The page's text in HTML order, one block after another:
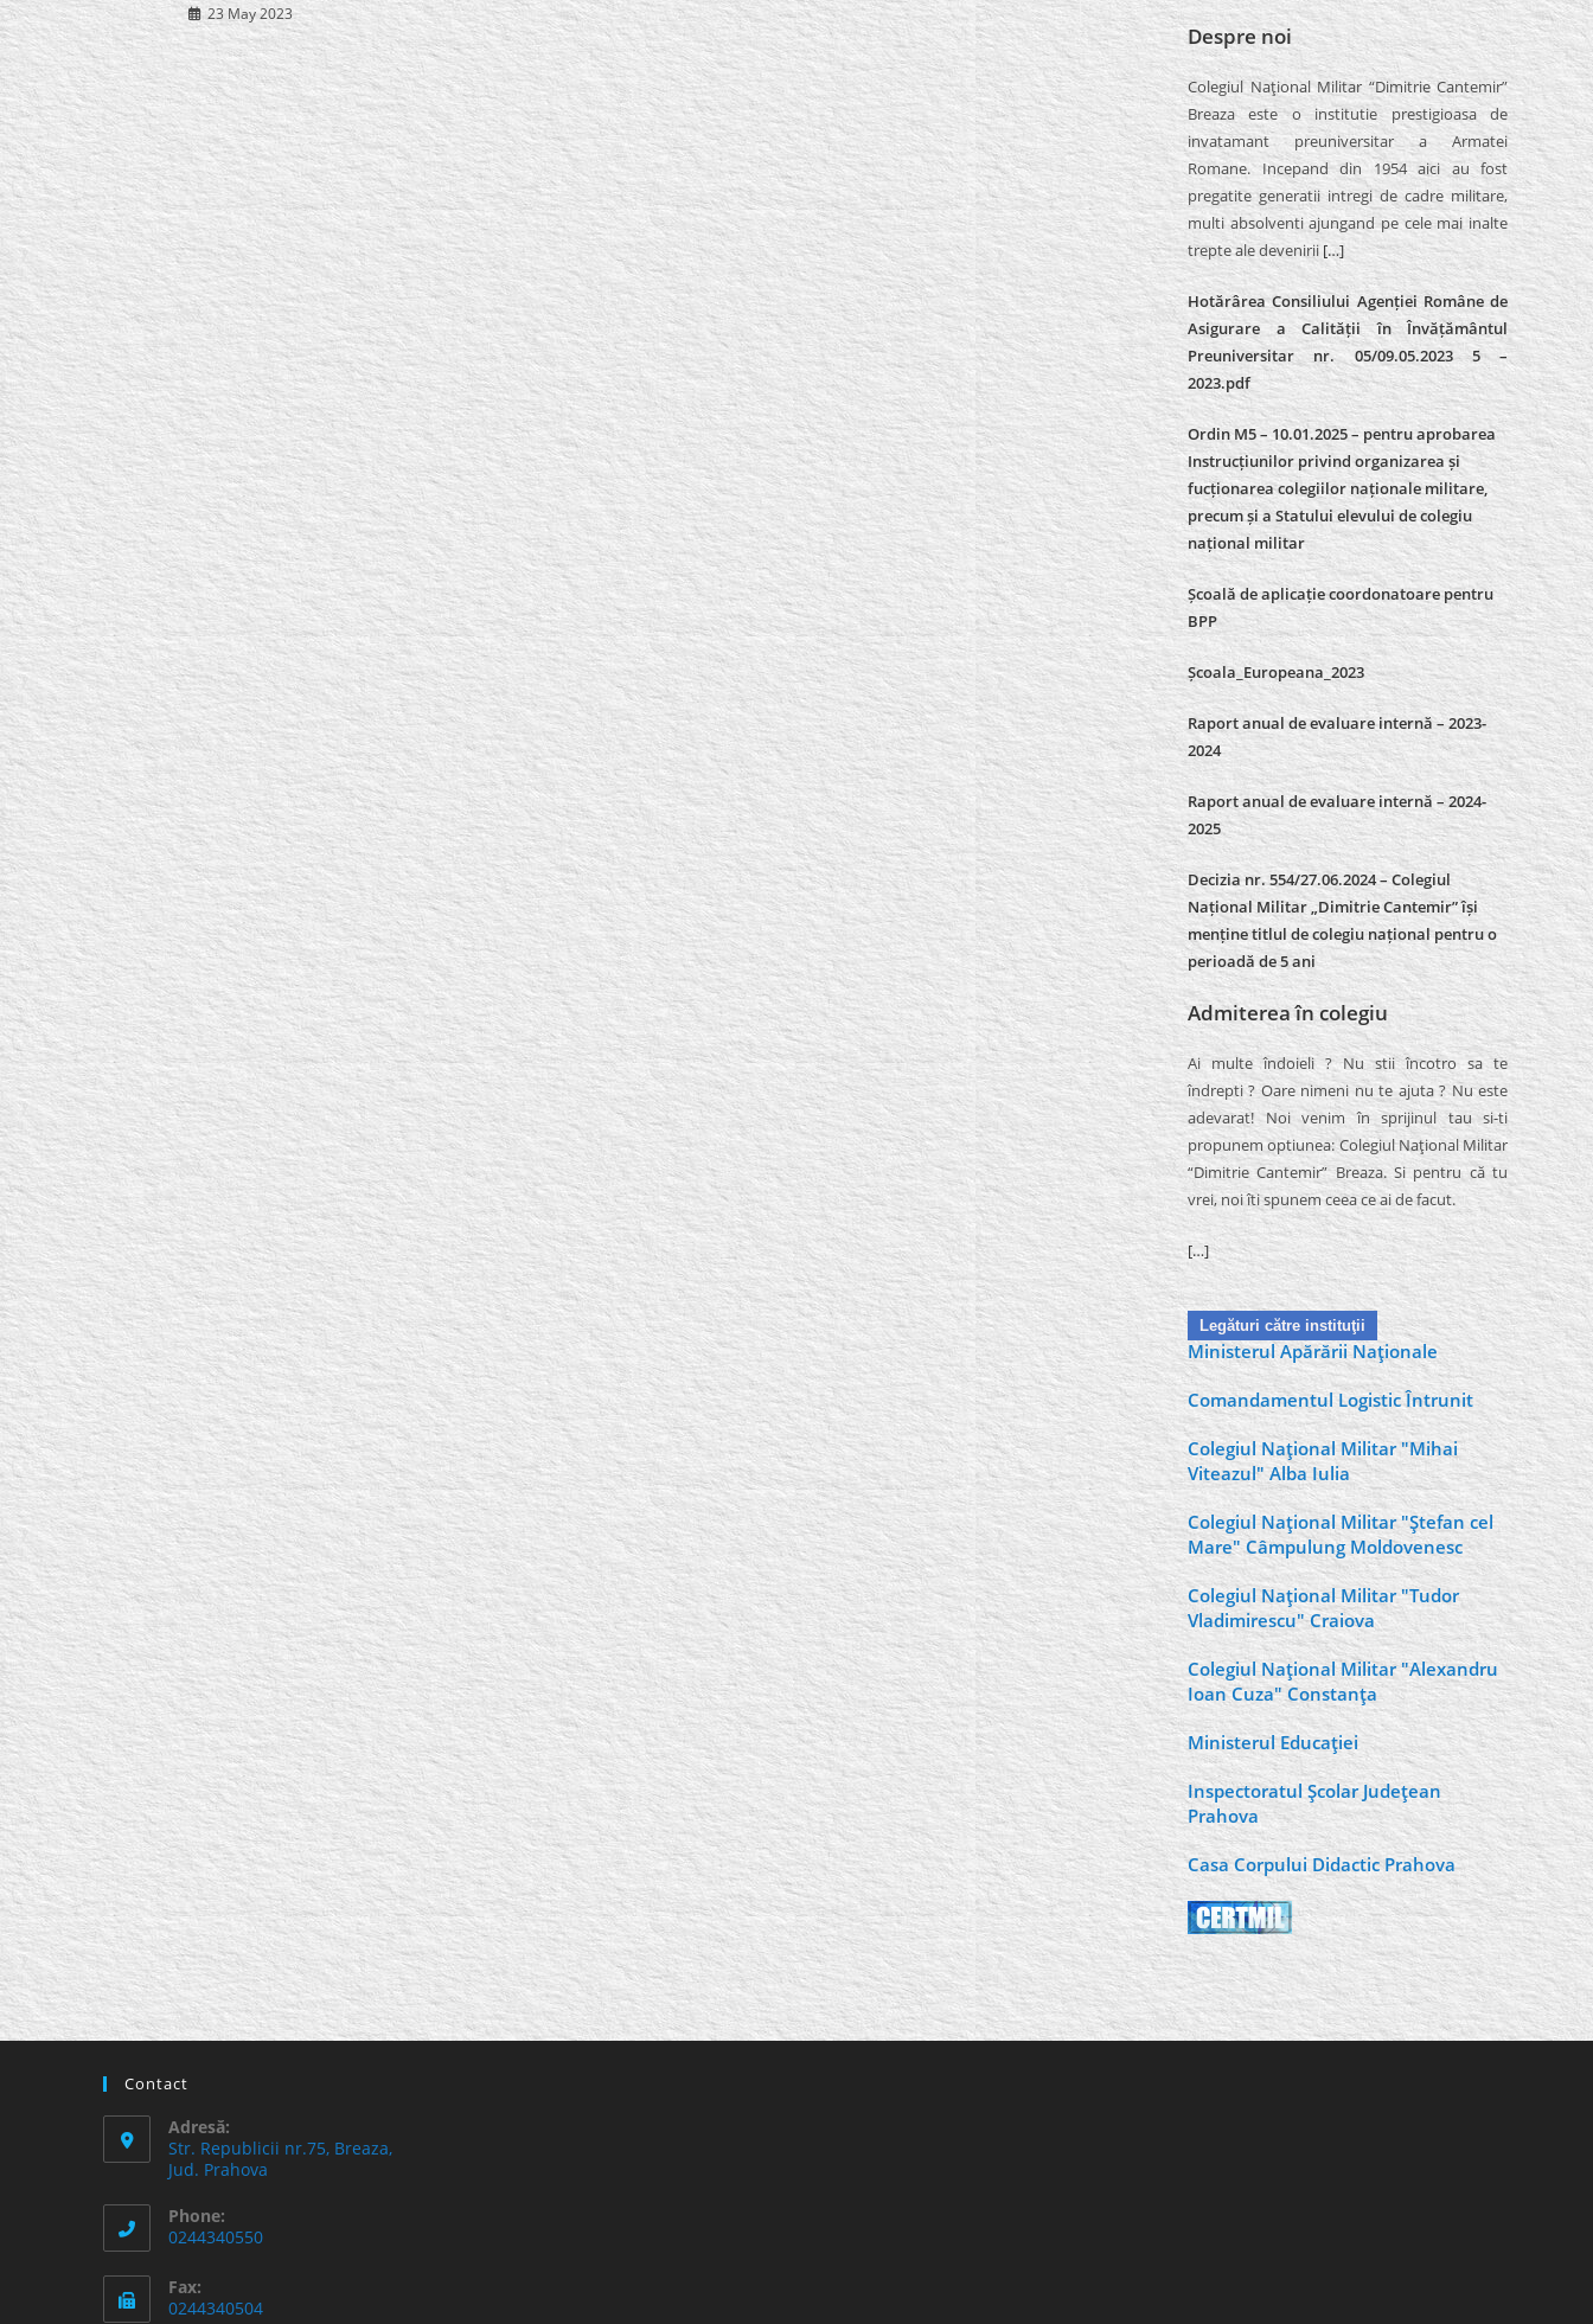
23 May 2023
Despre noi
Colegiul Naţional Militar “Dimitrie Cantemir”
Breaza este o institutie prestigioasa de
invatamant preuniversitar a Armatei
Romane. Incepand din 1954 aici au fost
pregatite generatii intregi de cadre militare,
multi absolventi ajungand pe cele mai inalte
trepte ale devenirii […]
Hotărârea Consiliului Agenției Române de
Asigurare a Calității în Învățământul
Preuniversitar nr. 05/09.05.2023 5 –
2023.pdf
Ordin M5 – 10.01.2025 – pentru aprobarea
Instrucțiunilor privind organizarea și
fucționarea colegiilor naționale militare,
precum și a Statului elevului de colegiu
național militar
Școală de aplicație coordonatoare pentru
BPP
Școala_Europeana_2023
Raport anual de evaluare internă – 2023-
2024
Raport anual de evaluare internă –2024-
2025
Decizia nr. 554/27.06.2024 – Colegiul
Național Militar „Dimitrie Cantemir” își
menține titlul de colegiu național pentru o
perioadă de 5 ani
Admiterea în colegiu
Ai multe îndoieli ? Nu stii încotro sa te
îndrepti ? Oare nimeni nu te ajuta ? Nu este
adevarat! Noi venim în sprijinul tau si-ti
propunem optiunea: Colegiul Naţional Militar
“Dimitrie Cantemir” Breaza. Si pentru că tu
vrei, noi îti spunem ceea ce ai de facut.
[…]
Legături către instituţii
Ministerul Apărării Naţionale
Comandamentul Logistic Întrunit
Colegiul Naţional Militar "Mihai
Viteazul" Alba Iulia
Colegiul Naţional Militar "Ştefan cel
Mare" Câmpulung Moldovenesc
Colegiul Naţional Militar "Tudor
Vladimirescu" Craiova
Colegiul Naţional Militar "Alexandru
Ioan Cuza" Constanţa
Ministerul Educaţiei
Inspectoratul Şcolar Judeţean
Prahova
Casa Corpului Didactic Prahova
Contact
Adresă:
Str. Republicii nr.75, Breaza,
Jud. Prahova
Phone:
0244340550
Fax:
0244340504